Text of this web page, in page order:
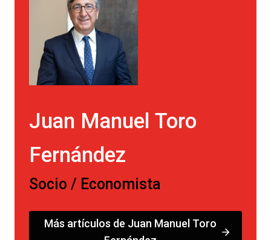
Juan Manuel Toro
Fernández
Socio / Economista
Más artículos de Juan Manuel Toro